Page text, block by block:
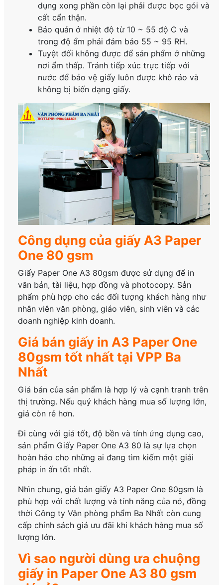
dụng xong phần còn lại phải được bọc gói và
cất cẩn thận.
Bảo quản ở nhiệt độ từ 10 ~ 55 độ C và
trong độ ẩm phải đảm bảo 55 ~ 95 RH.
Tuyệt đối không được để sản phẩm ở những
nơi ẩm thấp. Tránh tiếp xúc trực tiếp với
nước để bảo vệ giấy luôn được khô ráo và
không bị biến dạng giấy.
Công dụng của giấy A3 Paper
One 80 gsm
Giấy Paper One A3 80gsm được sử dụng để in
văn bản, tài liệu, hợp đồng và photocopy. Sản
phẩm phù hợp cho các đối tượng khách hàng như
nhân viên văn phòng, giáo viên, sinh viên và các
doanh nghiệp kinh doanh.
Giá bán giấy in A3 Paper One
80gsm tốt nhất tại VPP Ba
Nhất
Giá bán của sản phẩm là hợp lý và cạnh tranh trên
thị trường. Nếu quý khách hàng mua số lượng lớn,
giá còn rẻ hơn.
Đi cùng với giá tốt, độ bền và tính ứng dụng cao,
sản phẩm Giấy Paper One A3 80 là sự lựa chọn
hoàn hảo cho những ai đang tìm kiếm một giải
pháp in ấn tốt nhất.
Nhìn chung, giá bán giấy A3 Paper One 80gsm là
phù hợp với chất lượng và tính năng của nó, đồng
thời Công ty Văn phòng phẩm Ba Nhất còn cung
cấp chính sách giá ưu đãi khi khách hàng mua số
lượng lớn.
Vì sao người dùng ưa chuộng
giấy in Paper One A3 80 gsm